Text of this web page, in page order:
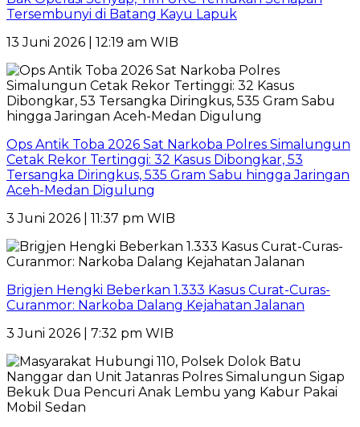
Tersembunyi di Batang Kayu Lapuk
13 Juni 2026 | 12:19 am WIB
Ops Antik Toba 2026 Sat Narkoba Polres Simalungun
Cetak Rekor Tertinggi: 32 Kasus Dibongkar, 53
Tersangka Diringkus, 535 Gram Sabu hingga Jaringan
Aceh-Medan Digulung
3 Juni 2026 | 11:37 pm WIB
Brigjen Hengki Beberkan 1.333 Kasus Curat-Curas-
Curanmor: Narkoba Dalang Kejahatan Jalanan
3 Juni 2026 | 7:32 pm WIB